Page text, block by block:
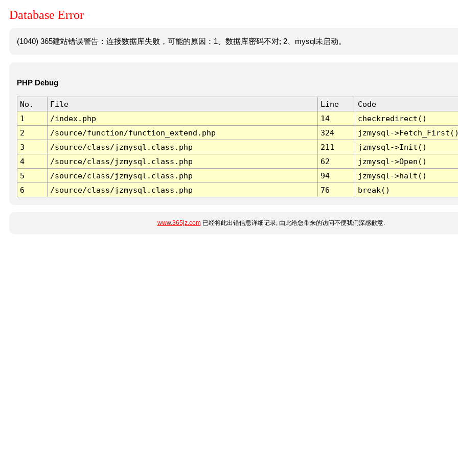
Database Error
(1040) 365建站错误警告：连接数据库失败，可能的原因：1、数据库密码不对; 2、mysql未启动。
PHP Debug
No. File Line
Code
1
/index.php 14
checkredirect()
2
/source/function/function_extend.php 324
jzmysql-
3
/source/class/jzmysql.class.php 211
jzmysql->Init()
4
/source/class/jzmysql.class.php 62
jzmysql->Open()
5
/source/class/jzmysql.class.php 94
jzmysql->halt()
6
/source/class/jzmysql.class.php 76 break()
www.365jz.com已经将此出错信息详细记录, 由此给您带来的访问不便我们深感歉意.